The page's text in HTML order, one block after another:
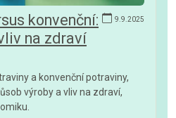
9.9.2025
konvenční:
na zdraví
a konvenční potraviny,
výroby a vliv na zdraví,